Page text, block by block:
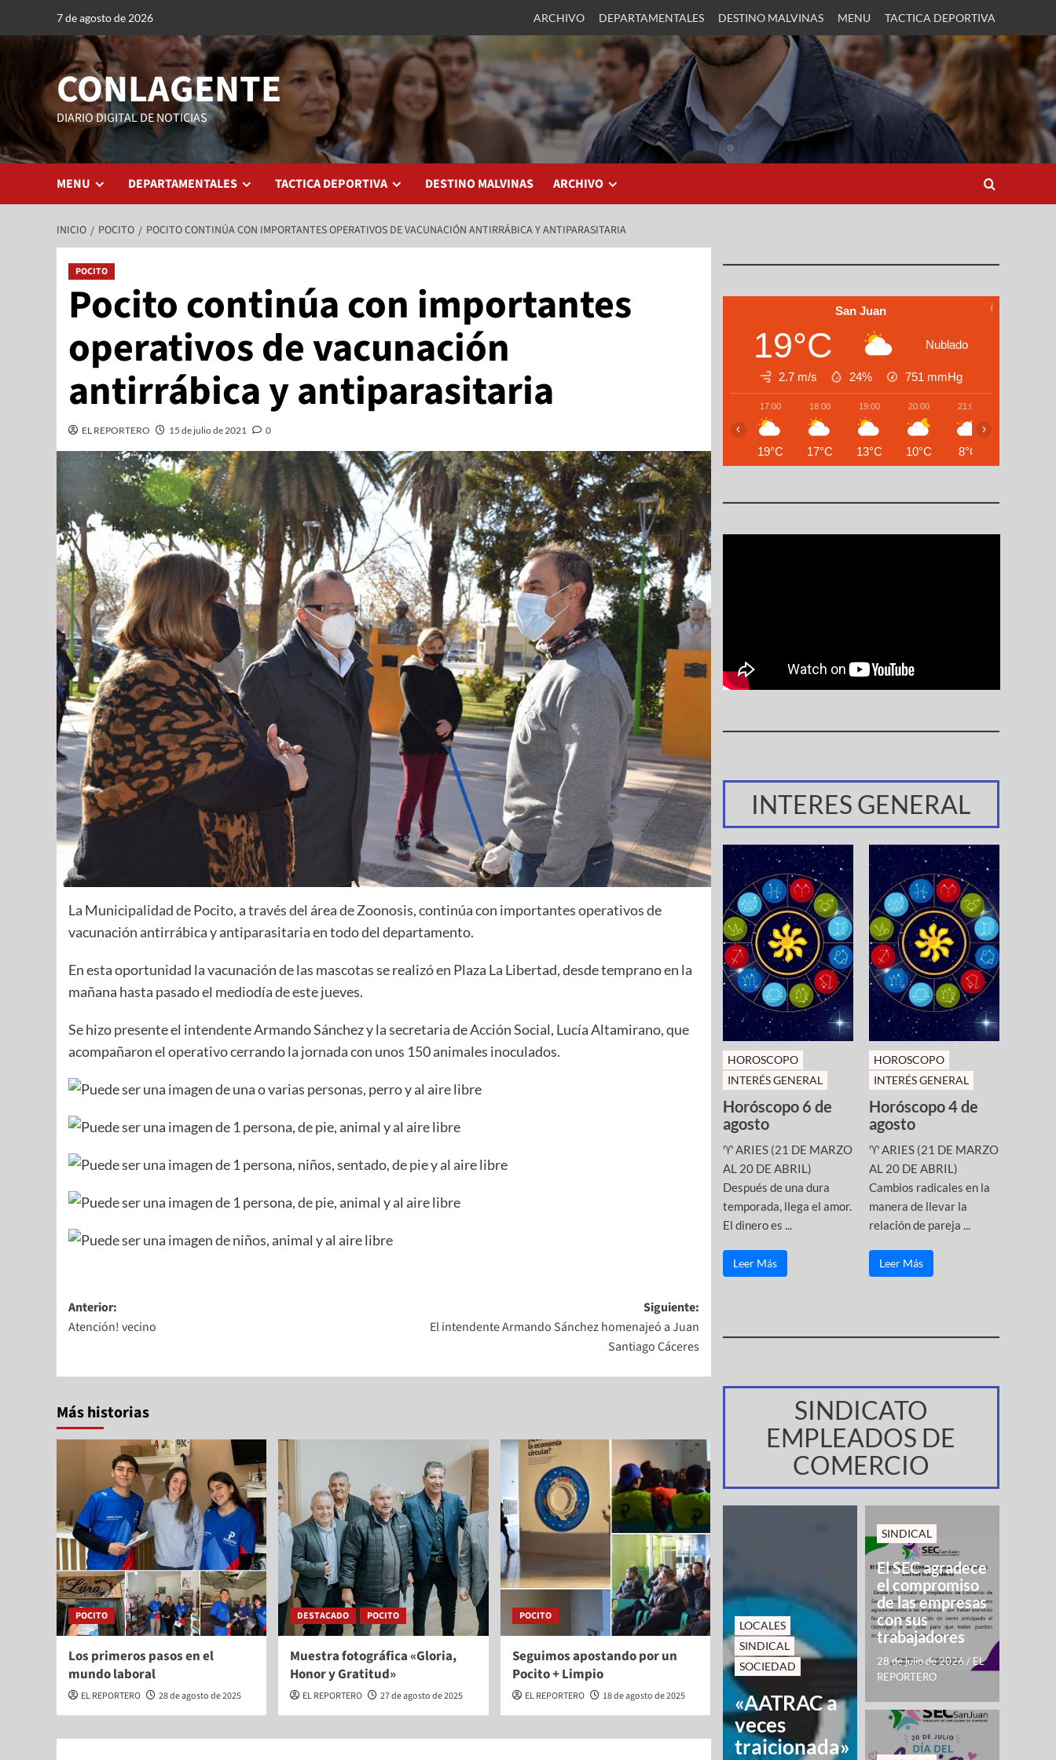
7 de agosto de 2026 ARCHIVO DEPARTAMENTALES DESTINO MALVINAS MENU TACTICA DEPORTIVA
CONLAGENTE
DIARIO DIGITAL DE NOTICIAS
MENU DEPARTAMENTALES TACTICA DEPORTIVA DESTINO MALVINAS ARCHIVO
INICIO POCITO POCITO CONTINÚA CON IMPORTANTES OPERATIVOS DE VACUNACIÓN ANTIRRÁBICA Y ANTIPARASITARIA
POCITO
Pocito continúa con importantes
operativos de vacunación
antirrábica y antiparasitaria
EL REPORTERO 15 de julio de 2021 0
La Municipalidad de Pocito, a través del área de Zoonosis, continúa con importantes operativos de
vacunación antirrábica y antiparasitaria en todo del departamento.
En esta oportunidad la vacunación de las mascotas se realizó en Plaza La Libertad, desde temprano en la
mañana hasta pasado el mediodía de este jueves.
Se hizo presente el intendente Armando Sánchez y la secretaria de Acción Social, Lucía Altamirano, que
acompañaron el operativo cerrando la jornada con unos 150 animales inoculados.
Anterior:
Atención! vecino
Siguiente:
El intendente Armando Sánchez homenajeó a Juan
Santiago Cáceres
Más historias
POCITO
Los primeros pasos en el
mundo laboral
EL REPORTERO 28 de agosto de 2025
DESTACADO POCITO
Muestra fotográfica «Gloria,
Honor y Gratitud»
EL REPORTERO 27 de agosto de 2025
POCITO
Seguimos apostando por un
Pocito + Limpio
EL REPORTERO 18 de agosto de 2025
San Juan
19°C Nublado
2.7 m/s 24% 751 mmHg
17:00
19°C
18:00
17°C
19:00
13°C
20:00
10°C
21:00
8°C
‹ ›
INTERES GENERAL
HOROSCOPO
INTERÉS GENERAL
Horóscopo 6 de
agosto
♈ ARIES (21 DE MARZO
AL 20 DE ABRIL)
Después de una dura
temporada, llega el amor.
El dinero es ...
Leer Más
HOROSCOPO
INTERÉS GENERAL
Horóscopo 4 de
agosto
♈ ARIES (21 DE MARZO
AL 20 DE ABRIL)
Cambios radicales en la
manera de llevar la
relación de pareja ...
Leer Más
SINDICATO
EMPLEADOS DE
COMERCIO
LOCALES
SINDICAL
SOCIEDAD
«AATRAC a
veces
traicionada»
SINDICAL
El SEC agradece
el compromiso
de las empresas
con sus
trabajadores
28 de julio de 2026 / EL
REPORTERO